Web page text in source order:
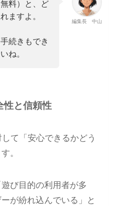
編集長 中山
料）と、ど
ますよ。
続きもでき
ね。
性と信頼性
て「安心できるかどう
。
び目的の利用者が多
が紛れ込んでいる」と